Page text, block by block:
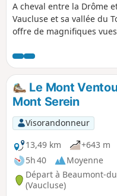
A cheval entre la Drôme
Vaucluse et sa vallée du
offre de magnifiques
Le Mont
Mont Serein
Visorandonneur
13,49 km
+643 m
5h 40
Moyenne
Départ à Beaumont-
(Vaucluse)